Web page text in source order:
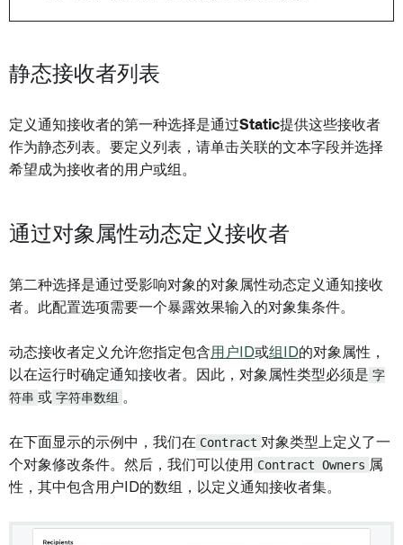
静态接收者列表
定义通知接收者的第一种选择是通过Static提供这些接收者
作为静态列表。要定义列表，请单击关联的文本字段并选择
希望成为接收者的用户或组。
通过对象属性动态定义接收者
第二种选择是通过受影响对象的对象属性动态定义通知接收
者。此配置选项需要一个暴露效果输入的对象集条件。
动态接收者定义允许您指定包含用户ID或组ID的对象属性，
以在运行时确定通知接收者。因此，对象属性类型必须是 字
符串 或 字符串数组 。
在下面显示的示例中，我们在 Contract 对象类型上定义了一
个对象修改条件。然后，我们可以使用 Contract Owners 属
性，其中包含用户ID的数组，以定义通知接收者集。